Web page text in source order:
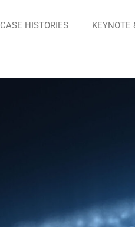
CASE HISTORIES KEYNOTE